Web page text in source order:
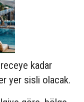
kadar
yer sisli olacak.